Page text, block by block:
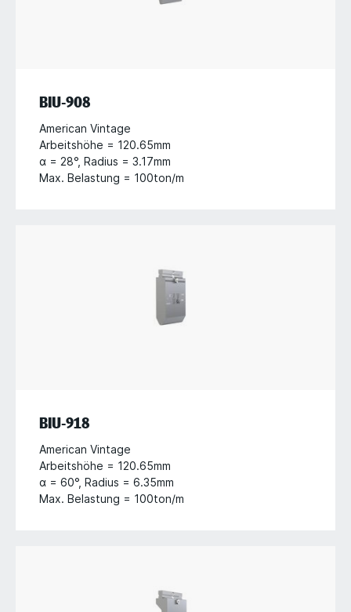
BIU-908
American Vintage
Arbeitshöhe = 120.65mm
α = 28°, Radius = 3.17mm
Max. Belastung = 100ton/m
BIU-918
American Vintage
Arbeitshöhe = 120.65mm
α = 60°, Radius = 6.35mm
Max. Belastung = 100ton/m